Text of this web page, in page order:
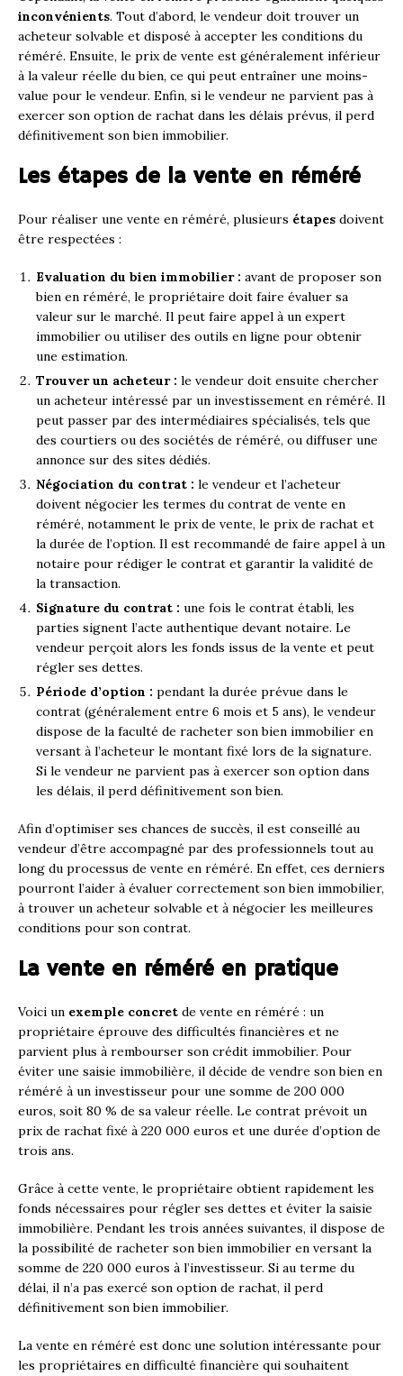
inconvénients. Tout d’abord, le vendeur doit trouver un
acheteur solvable et disposé à accepter les conditions du
réméré. Ensuite, le prix de vente est généralement inférieur
à la valeur réelle du bien, ce qui peut entraîner une moins-
value pour le vendeur. Enfin, si le vendeur ne parvient pas à
exercer son option de rachat dans les délais prévus, il perd
définitivement son bien immobilier.
Les étapes de la vente en réméré
Pour réaliser une vente en réméré, plusieurs étapes doivent
être respectées :
Evaluation du bien immobilier : avant de proposer son
bien en réméré, le propriétaire doit faire évaluer sa
valeur sur le marché. Il peut faire appel à un expert
immobilier ou utiliser des outils en ligne pour obtenir
une estimation.
Trouver un acheteur : le vendeur doit ensuite chercher
un acheteur intéressé par un investissement en réméré. Il
peut passer par des intermédiaires spécialisés, tels que
des courtiers ou des sociétés de réméré, ou diffuser une
annonce sur des sites dédiés.
Négociation du contrat : le vendeur et l’acheteur
doivent négocier les termes du contrat de vente en
réméré, notamment le prix de vente, le prix de rachat et
la durée de l’option. Il est recommandé de faire appel à un
notaire pour rédiger le contrat et garantir la validité de
la transaction.
Signature du contrat : une fois le contrat établi, les
parties signent l’acte authentique devant notaire. Le
vendeur perçoit alors les fonds issus de la vente et peut
régler ses dettes.
Période d’option : pendant la durée prévue dans le
contrat (généralement entre 6 mois et 5 ans), le vendeur
dispose de la faculté de racheter son bien immobilier en
versant à l’acheteur le montant fixé lors de la signature.
Si le vendeur ne parvient pas à exercer son option dans
les délais, il perd définitivement son bien.
Afin d’optimiser ses chances de succès, il est conseillé au
vendeur d’être accompagné par des professionnels tout au
long du processus de vente en réméré. En effet, ces derniers
pourront l’aider à évaluer correctement son bien immobilier,
à trouver un acheteur solvable et à négocier les meilleures
conditions pour son contrat.
La vente en réméré en pratique
Voici un exemple concret de vente en réméré : un
propriétaire éprouve des difficultés financières et ne
parvient plus à rembourser son crédit immobilier. Pour
éviter une saisie immobilière, il décide de vendre son bien en
réméré à un investisseur pour une somme de 200 000
euros, soit 80 % de sa valeur réelle. Le contrat prévoit un
prix de rachat fixé à 220 000 euros et une durée d’option de
trois ans.
Grâce à cette vente, le propriétaire obtient rapidement les
fonds nécessaires pour régler ses dettes et éviter la saisie
immobilière. Pendant les trois années suivantes, il dispose de
la possibilité de racheter son bien immobilier en versant la
somme de 220 000 euros à l’investisseur. Si au terme du
délai, il n’a pas exercé son option de rachat, il perd
définitivement son bien immobilier.
La vente en réméré est donc une solution intéressante pour
les propriétaires en difficulté financière qui souhaitent